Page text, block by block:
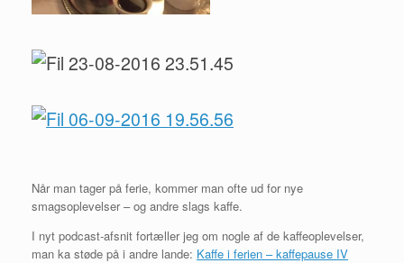
Når man tager på ferie, kommer man ofte ud for nye
smagsoplevelser – og andre slags kaffe.
I nyt podcast-afsnit fortæller jeg om nogle af de kaffeoplevelser,
man ka støde på i andre lande: Kaffe i ferien – kaffepause IV